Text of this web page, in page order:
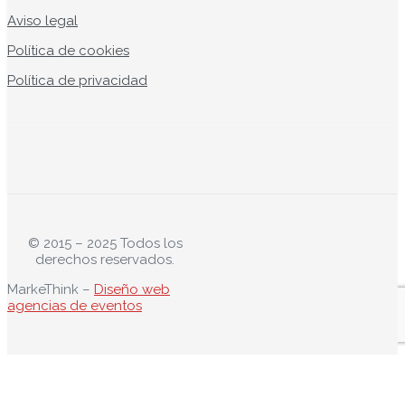
Aviso legal
Política de cookies
Política de privacidad
© 2015 – 2025 Todos los
derechos reservados.
MarkeThink – Diseño web
agencias de eventos